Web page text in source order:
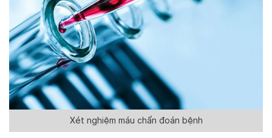
Xét nghiệm máu chẩn đoán bệnh